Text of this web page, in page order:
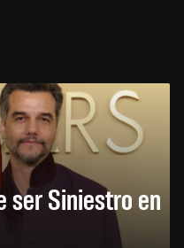
ser Siniestro en